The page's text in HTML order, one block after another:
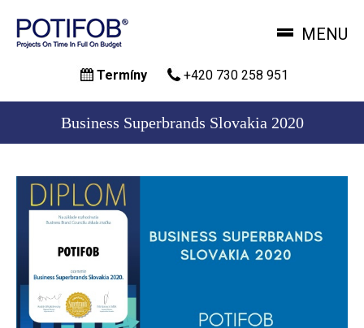
hlavnímu
MENU
Termíny +420 730 258 951
Business Superbrands Slovakia 2020